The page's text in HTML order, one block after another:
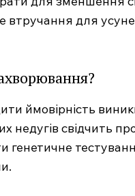
для
ймовірність
недугів свідчить
генетичне